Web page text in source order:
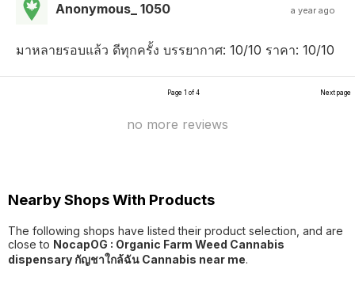
Anonymous_ 1050 a year ago
มาหลายรอบแล้ว ดีทุกครั้ง บรรยากาศ: 10/10 ราคา: 10/10
Page 1 of 4 Next page
no more reviews
Nearby Shops With Products
The following shops have listed their product selection, and are
close to NocapOG : Organic Farm Weed Cannabis
dispensary กัญชาใกล้ฉัน Cannabis near me.